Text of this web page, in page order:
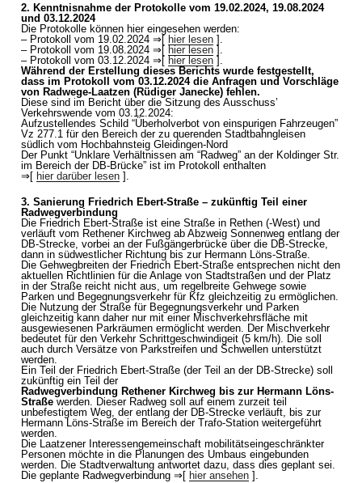
2. Kenntnisnahme der Protokolle vom 19.02.2024, 19.08.2024
und 03.12.2024
Die Protokolle können hier eingesehen werden:
– Protokoll vom 19.02.2024 ⇒[ hier lesen ].
– Protokoll vom 19.08.2024 ⇒[ hier lesen ].
– Protokoll vom 03.12.2024 ⇒[ hier lesen ].
Während der Erstellung dieses Berichts wurde festgestellt,
dass im Protokoll vom 03.12.2024 die Anfragen und Vorschläge
von Radwege-Laatzen (Rüdiger Janecke) fehlen.
Diese sind im Bericht über die Sitzung des Ausschuss’
Verkehrswende vom 03.12.2024:
Aufzustellendes Schild “Überholverbot von einspurigen Fahrzeugen”
Vz 277.1 für den Bereich der zu querenden Stadtbahngleisen
südlich vom Hochbahnsteig Gleidingen-Nord
Der Punkt “Unklare Verhältnissen am “Radweg” an der Koldinger Str.
im Bereich der DB-Brücke” ist im Protokoll enthalten
⇒[ hier darüber lesen ].
3. Sanierung Friedrich Ebert-Straße – zukünftig Teil einer
Radwegverbindung
Die Friedrich Ebert-Straße ist eine Straße in Rethen (-West) und
verläuft vom Rethener Kirchweg ab Abzweig Sonnenweg entlang der
DB-Strecke, vorbei an der Fußgängerbrücke über die DB-Strecke,
dann in südwestlicher Richtung bis zur Hermann Löns-Straße.
Die Gehwegbreiten der Friedrich Ebert-Straße entsprechen nicht den
aktuellen Richtlinien für die Anlage von Stadtstraßen und der Platz
in der Straße reicht nicht aus, um regelbreite Gehwege sowie
Parken und Begegnungsverkehr für Kfz gleichzeitig zu ermöglichen.
Die Nutzung der Straße für Begegnungsverkehr und Parken
gleichzeitig kann daher nur mit einer Mischverkehrsfläche mit
ausgewiesenen Parkräumen ermöglicht werden. Der Mischverkehr
bedeutet für den Verkehr Schrittgeschwindigeit (5 km/h). Die soll
auch durch Versätze von Parkstreifen und Schwellen unterstützt
werden.
Ein Teil der Friedrich Ebert-Straße (der Teil an der DB-Strecke) soll
zukünftig ein Teil der
Radwegverbindung Rethener Kirchweg bis zur Hermann Löns-
Straße werden. Dieser Radweg soll auf einem zurzeit teil
unbefestigtem Weg, der entlang der DB-Strecke verläuft, bis zur
Hermann Löns-Straße im Bereich der Trafo-Station weitergeführt
werden.
Die Laatzener Interessengemeinschaft mobilitätseingeschränkter
Personen möchte in die Planungen des Umbaus eingebunden
werden. Die Stadtverwaltung antwortet dazu, dass dies geplant sei.
Die geplante Radwegverbindung ⇒[ hier ansehen ].